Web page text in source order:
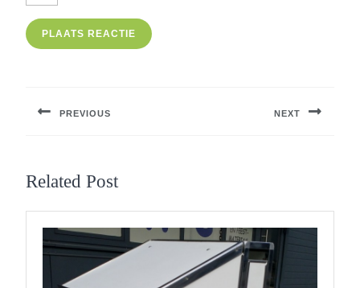
PREVIOUS NEXT
Related Post